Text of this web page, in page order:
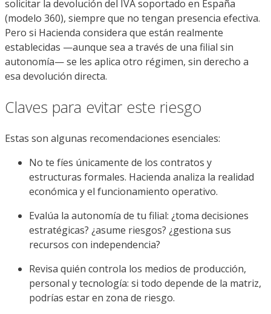
solicitar la devolución del IVA soportado en España
(modelo 360), siempre que no tengan presencia efectiva.
Pero si Hacienda considera que están realmente
establecidas —aunque sea a través de una filial sin
autonomía— se les aplica otro régimen, sin derecho a
esa devolución directa.
Claves para evitar este riesgo
Estas son algunas recomendaciones esenciales:
No te fíes únicamente de los contratos y
estructuras formales. Hacienda analiza la realidad
económica y el funcionamiento operativo.
Evalúa la autonomía de tu filial: ¿toma decisiones
estratégicas? ¿asume riesgos? ¿gestiona sus
recursos con independencia?
Revisa quién controla los medios de producción,
personal y tecnología: si todo depende de la matriz,
podrías estar en zona de riesgo.